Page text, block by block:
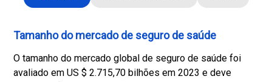
Tamanho do mercado de seguro de saúde
O tamanho do mercado global de seguro de saúde foi
avaliado em US $ 2.715,70 bilhões em 2023 e deve